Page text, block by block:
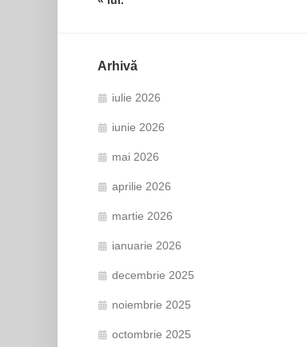
Arhivă
iulie 2026
iunie 2026
mai 2026
aprilie 2026
martie 2026
ianuarie 2026
decembrie 2025
noiembrie 2025
octombrie 2025